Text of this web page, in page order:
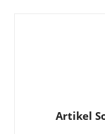
Artikel